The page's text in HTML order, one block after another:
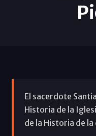
El sacerdote
Historia de la
de la Historia de